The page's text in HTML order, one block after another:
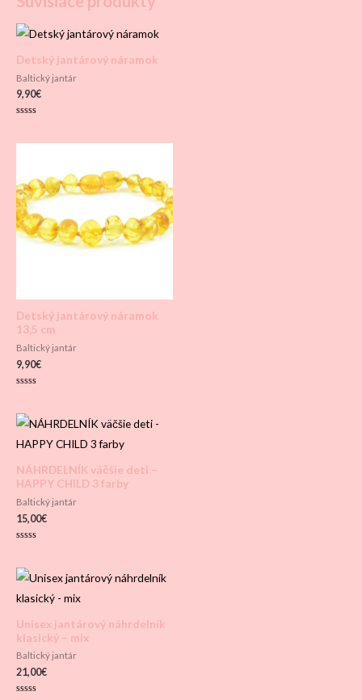
Detský jantárový náramok
Baltický jantár
9,90€
z
Detský jantárový náramok
13,5 cm
Baltický jantár
9,90€
z
5
NÁHRDELNÍK väčšie deti –
HAPPY CHILD 3 farby
Baltický jantár
15,00€
z
5
Unisex jantárový náhrdelník
klasický – mix
Baltický jantár
21,00€